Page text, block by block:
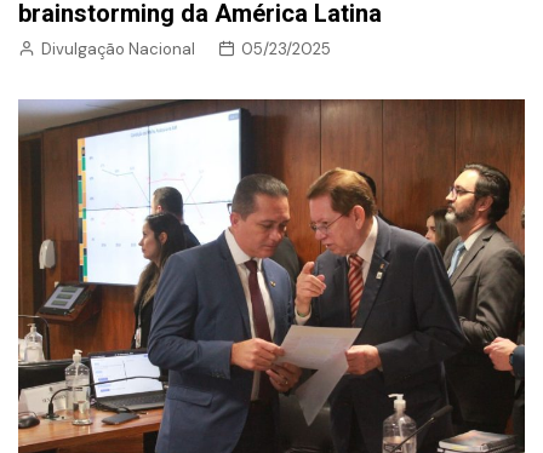
brainstorming da América Latina
Divulgação Nacional 05/23/2025